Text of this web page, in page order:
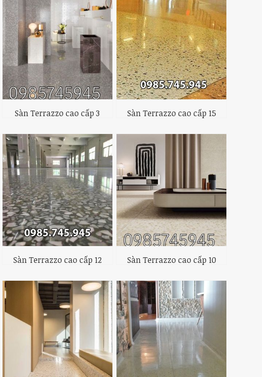
Sàn Terrazzo cao cấp 3 Sàn Terrazzo cao cấp 15
Sàn Terrazzo cao cấp 12 Sàn Terrazzo cao cấp 10